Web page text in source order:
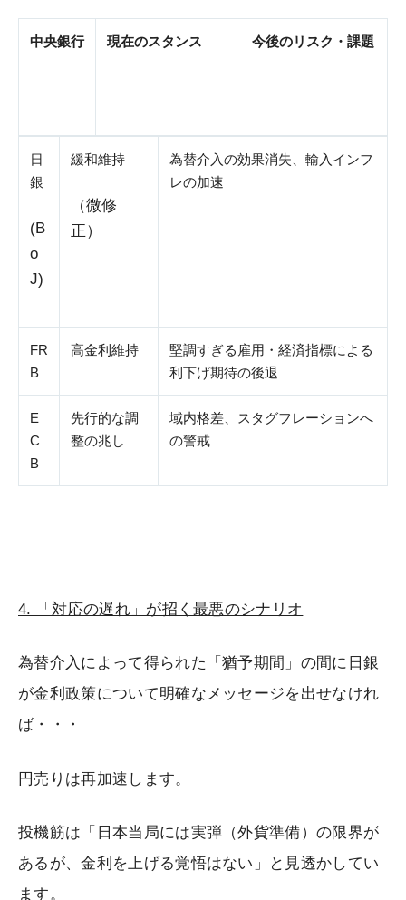
中央銀行 現在のスタンス 今後のリスク・課題
日
銀
(B
o
J)
緩和維持
（微修
正）
為替介入の効果消失、輸入インフ
レの加速
FR
B
高金利維持
堅調すぎる雇用・経済指標による
利下げ期待の後退
E
C
B
先行的な調
整の兆し
域内格差、スタグフレーションへ
の警戒
4. 「対応の遅れ」が招く最悪のシナリオ
為替介入によって得られた「猶予期間」の間に日銀
が金利政策について明確なメッセージを出せなけれ
ば・・・
円売りは再加速します。
投機筋は「日本当局には実弾（外貨準備）の限界が
あるが、金利を上げる覚悟はない」と見透かしてい
ます。